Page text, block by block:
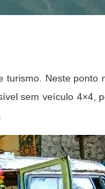
Neste ponto
sem veículo 4×4,